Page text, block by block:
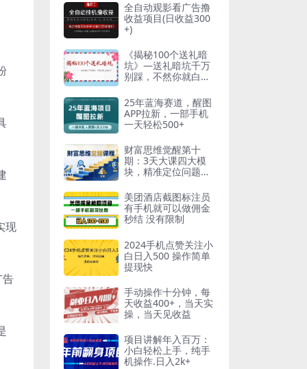
现
告
全自动观影看广告撸
收益项目(日收益300
+)
《揭秘100个送礼暗
坑》—送礼暗坑千万
别踩，不然你就白送
25年蓝海赛道，醒图
APP拉新，一部手机
一天轻松500+
财富思维觉醒第十
期：3天大课四大模
块，精准定位问题看
碍
美团酒店截图标注员
有手机就可以做佣金
秒结 没有限制
2024手机点赞关注小
白日入500 操作简单
提现快
手动操作十分钟，每
天收益400+，当天实
操，当天见收益
项目讲解年入百万：
小白轻松上手，纯手
机操作.日入2k+